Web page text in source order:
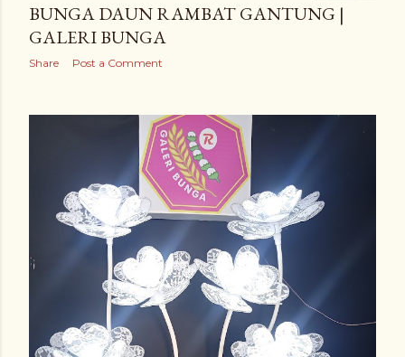
BUNGA DAUN RAMBAT GANTUNG |
GALERI BUNGA
Share Post a Comment